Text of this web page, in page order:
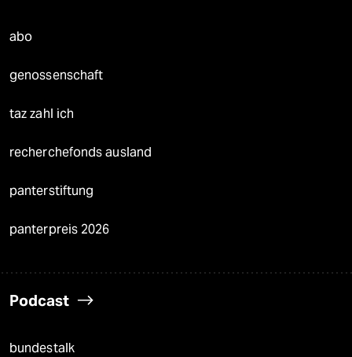
abo
genossenschaft
taz zahl ich
recherchefonds ausland
panterstiftung
panterpreis 2026
Podcast
bundestalk